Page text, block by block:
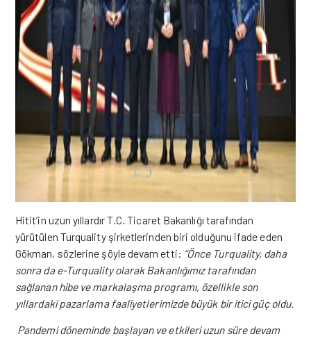
Hitit’in uzun yıllardır T.C. Ticaret Bakanlığı tarafından
yürütülen Turquality şirketlerinden biri olduğunu ifade eden
Gökman, sözlerine şöyle devam etti: “Önce Turquality, daha
sonra da e-Turquality olarak Bakanlığımız tarafından
sağlanan hibe ve markalaşma programı, özellikle son
yıllardaki pazarlama faaliyetlerimizde büyük bir itici güç oldu.
Pandemi döneminde başlayan ve etkileri uzun süre devam